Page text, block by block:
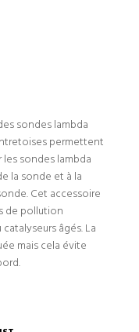
sondes lambda
permettent
sondes lambda
la sonde et à la
Cet accessoire
de pollution
âgés. La
mais cela évite